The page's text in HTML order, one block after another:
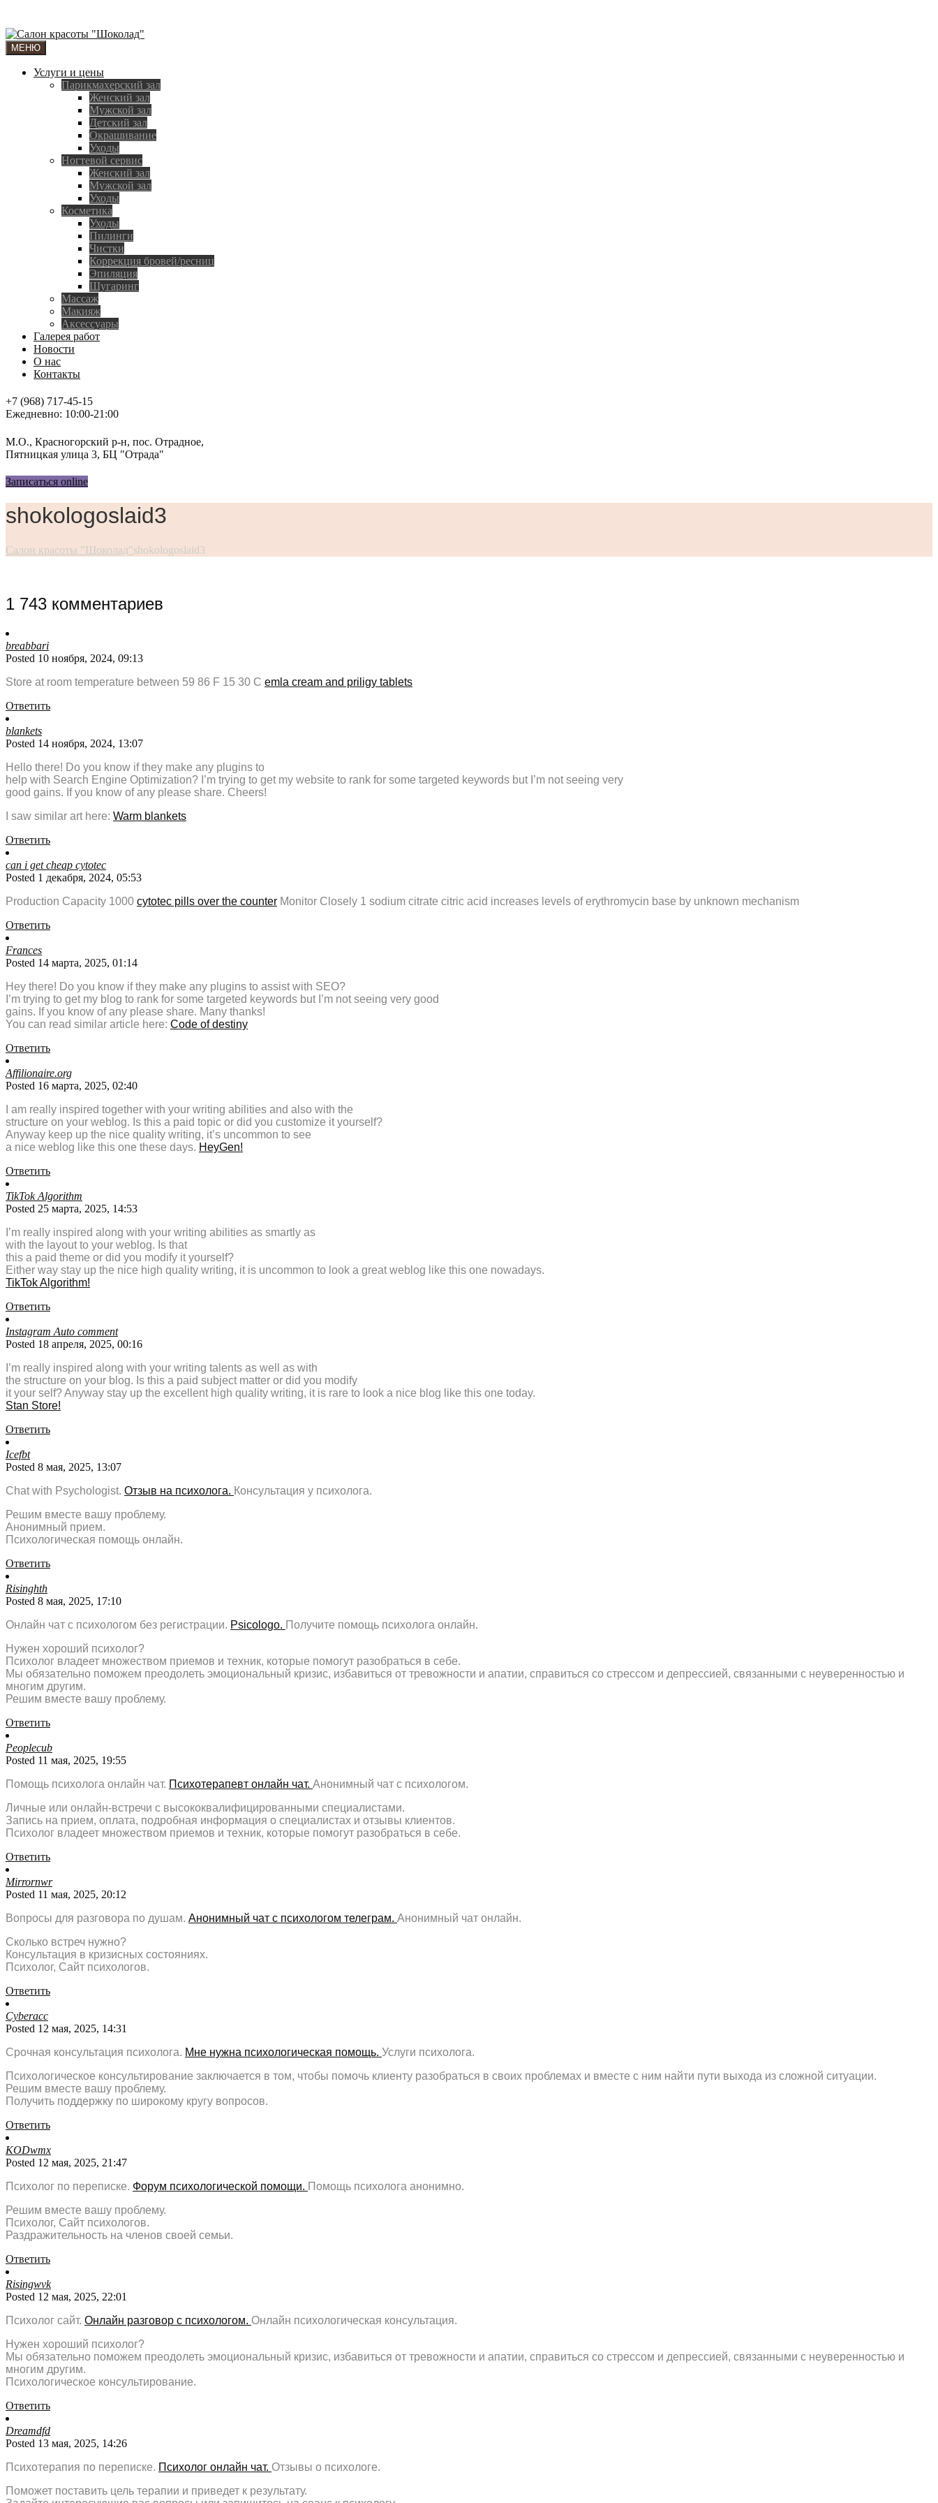
МЕНЮ
Услуги и цены
Парикмахерский зал
Женский зал
Мужской зал
Детский зал
Окрашивание
Уходы
Ногтевой сервис
Женский зал
Мужской зал
Уходы
Косметика
Уходы
Пилинги
Чистки
Коррекция бровей/ресниц
Эпиляция
Шугаринг
Массаж
Макияж
Аксессуары
Галерея работ
Новости
О нас
Контакты
+7 (968) 717-45-15
Ежедневно: 10:00-21:00
М.О., Красногорский р-н, пос. Отрадное,
Пятницкая улица 3, БЦ "Отрада"
Записаться online
shokologoslaid3
Салон красоты "Шоколад"shokologoslaid3
1 743 комментариев
breabbari
Posted 10 ноября, 2024, 09:13
Store at room temperature between 59 86 F 15 30 C emla cream and priligy tablets
Ответить
blankets
Posted 14 ноября, 2024, 13:07
Hello there! Do you know if they make any plugins to
help with Search Engine Optimization? I’m trying to get my website to rank for some targeted keywords but I’m not seeing very
good gains. If you know of any please share. Cheers!
I saw similar art here: Warm blankets
Ответить
can i get cheap cytotec
Posted 1 декабря, 2024, 05:53
Production Capacity 1000 cytotec pills over the counter Monitor Closely 1 sodium citrate citric acid increases levels of erythromycin base by unknown mechanism
Ответить
Frances
Posted 14 марта, 2025, 01:14
Hey there! Do you know if they make any plugins to assist with SEO?
I’m trying to get my blog to rank for some targeted keywords but I’m not seeing very good
gains. If you know of any please share. Many thanks!
You can read similar article here: Code of destiny
Ответить
Affilionaire.org
Posted 16 марта, 2025, 02:40
I am really inspired together with your writing abilities and also with the
structure on your weblog. Is this a paid topic or did you customize it yourself?
Anyway keep up the nice quality writing, it’s uncommon to see
a nice weblog like this one these days. HeyGen!
Ответить
TikTok Algorithm
Posted 25 марта, 2025, 14:53
I’m really inspired along with your writing abilities as smartly as
with the layout to your weblog. Is that
this a paid theme or did you modify it yourself?
Either way stay up the nice high quality writing, it is uncommon to look a great weblog like this one nowadays.
TikTok Algorithm!
Ответить
Instagram Auto comment
Posted 18 апреля, 2025, 00:16
I’m really inspired along with your writing talents as well as with
the structure on your blog. Is this a paid subject matter or did you modify
it your self? Anyway stay up the excellent high quality writing, it is rare to look a nice blog like this one today.
Stan Store!
Ответить
Icefbt
Posted 8 мая, 2025, 13:07
Chat with Psychologist. Отзыв на психолога. Консультация у психолога.
Решим вместе вашу проблему.
Анонимный прием.
Психологическая помощь онлайн.
Ответить
Risinghth
Posted 8 мая, 2025, 17:10
Онлайн чат с психологом без регистрации. Psicologo. Получите помощь психолога онлайн.
Нужен хороший психолог?
Психолог владеет множеством приемов и техник, которые помогут разобраться в себе.
Мы обязательно поможем преодолеть эмоциональный кризис, избавиться от тревожности и апатии, справиться со стрессом и депрессией, связанными с неуверенностью и
многим другим.
Решим вместе вашу проблему.
Ответить
Peoplecub
Posted 11 мая, 2025, 19:55
Помощь психолога онлайн чат. Психотерапевт онлайн чат. Анонимный чат с психологом.
Личные или онлайн-встречи с высококвалифицированными специалистами.
Запись на прием, оплата, подробная информация о специалистах и отзывы клиентов.
Психолог владеет множеством приемов и техник, которые помогут разобраться в себе.
Ответить
Mirrornwr
Posted 11 мая, 2025, 20:12
Вопросы для разговора по душам. Анонимный чат с психологом телеграм. Анонимный чат онлайн.
Сколько встреч нужно?
Консультация в кризисных состояниях.
Психолог, Сайт психологов.
Ответить
Cyberacc
Posted 12 мая, 2025, 14:31
Срочная консультация психолога. Мне нужна психологическая помощь. Услуги психолога.
Психологическое консультирование заключается в том, чтобы помочь клиенту разобраться в своих проблемах и вместе с ним найти пути выхода из сложной ситуации.
Решим вместе вашу проблему.
Получить поддержку по широкому кругу вопросов.
Ответить
KODwmx
Posted 12 мая, 2025, 21:47
Психолог по переписке. Форум психологической помощи. Помощь психолога анонимно.
Решим вместе вашу проблему.
Психолог, Сайт психологов.
Раздражительность на членов своей семьи.
Ответить
Risingwvk
Posted 12 мая, 2025, 22:01
Психолог сайт. Онлайн разговор с психологом. Онлайн психологическая консультация.
Нужен хороший психолог?
Мы обязательно поможем преодолеть эмоциональный кризис, избавиться от тревожности и апатии, справиться со стрессом и депрессией, связанными с неуверенностью и
многим другим.
Психологическое консультирование.
Ответить
Dreamdfd
Posted 13 мая, 2025, 14:26
Психотерапия по переписке. Психолог онлайн чат. Отзывы о психологе.
Поможет поставить цель терапии и приведет к результату.